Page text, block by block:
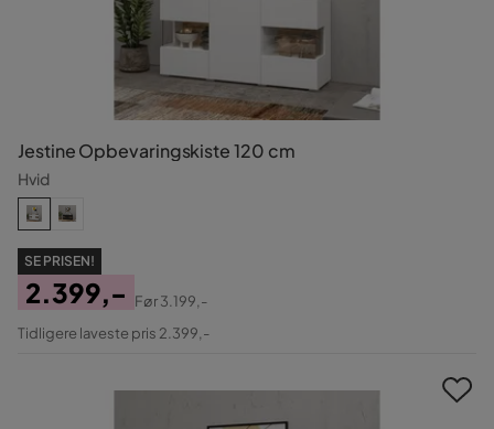
Jestine Opbevaringskiste 120 cm
Hvid
SE PRISEN!
Pris
2.399,-
Original
Før3.199,-
Tidligere laveste pris 2.399,-